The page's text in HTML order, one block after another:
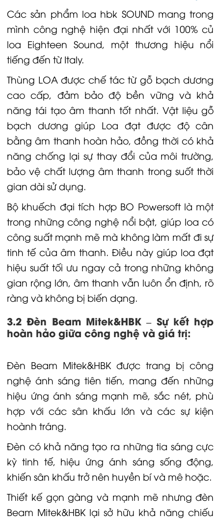
Các sản phẩm loa hbk SOUND mang trong
mình công nghệ hiện đại nhất với 100%củ
loa Eighteen Sound, một thương hiệu nổi
tiếng đến từ Italy.
Thùng LOAđược chế tác từ gỗ bạch dương
cao cấp, đảm bảo độ bền vững và khả
năng tái tạo âm thanh tốt nhất. Vật liệu gỗ
bạch dương giúp Loa đạt được độ cân
bằng âm thanh hoàn hảo, đồng thời có khả
năng chống lại sự thay đổi của môi trường,
bảo vệ chất lượng âm thanh trong suốt thời
gian dài sử dụng.
Bộ khuếch đại tích hợp BO Powersoft là một
trong những công nghệ nổi bật, giúp loa có
công suất mạnh mẽ mà không làm mất đi sự
tinh tế của âm thanh. Điều này giúp loa đạt
hiệu suất tối ưu ngay cả trong những không
gian rộng lớn, âm thanh vẫn luôn ổn định, rõ
ràng và không bị biến dạng.
3.2 Đèn Beam Mitek&HBK – Sự kết hợp
hoàn hảo giữa công nghệ và giá trị:
Đèn Beam Mitek&HBK được trang bị công
nghệ ánh sáng tiên tiến, mang đến những
hiệu ứng ánh sáng mạnh mẽ, sắc nét, phù
hợp với các sân khấu lớn và các sự kiện
hoành tráng.
Đèn có khả năng tạo ra những tia sáng cực
kỳ tinh tế, hiệu ứng ánh sáng sống động,
khiến sân khấu trở nên huyền bí và mê hoặc.
Thiết kế gọn gàng và mạnh mẽ nhưng đèn
Beam Mitek&HBK lại sở hữu khả năng chiếu